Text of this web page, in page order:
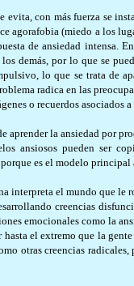
evita, con más fuerza se
agorafobia (miedo a los
de ansiedad intensa.
demás, por lo que se
lo que se trata de
radica en las
o recuerdos asociados
aprender la ansiedad por
ansiosos pueden ser
es el modelo principal
interpreta el mundo que le
creencias
emocionales como la
el extremo que la
otras creencias